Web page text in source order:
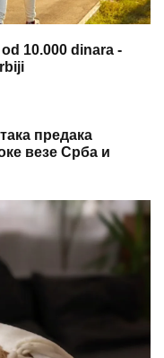
10.000 dinara -
предака
везе Срба и